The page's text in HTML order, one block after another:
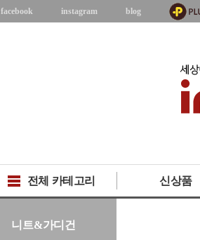
facebook instagram blog
전체 카테고리 신상품
니트&가디건